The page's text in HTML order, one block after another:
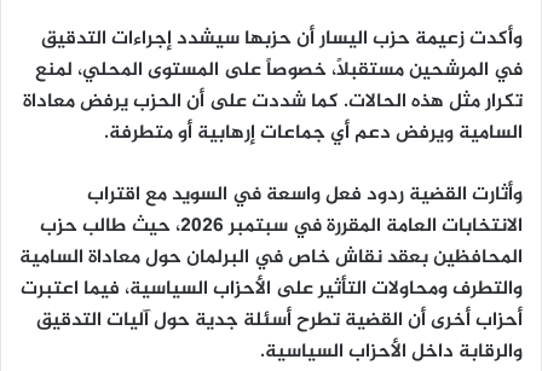
وأكدت زعيمة حزب اليسار أن حزبها سيشدد إجراءات التدقيق
في المرشحين مستقبلاً، خصوصاً على المستوى المحلي، لمنع
تكرار مثل هذه الحالات. كما شددت على أن الحزب يرفض معاداة
السامية ويرفض دعم أي جماعات إرهابية أو متطرفة.
وأثارت القضية ردود فعل واسعة في السويد مع اقتراب
الانتخابات العامة المقررة في سبتمبر 2026، حيث طالب حزب
المحافظين بعقد نقاش خاص في البرلمان حول معاداة السامية
والتطرف ومحاولات التأثير على الأحزاب السياسية، فيما اعتبرت
أحزاب أخرى أن القضية تطرح أسئلة جدية حول آليات التدقيق
والرقابة داخل الأحزاب السياسية.